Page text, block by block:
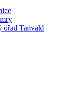
úřad Tanvald